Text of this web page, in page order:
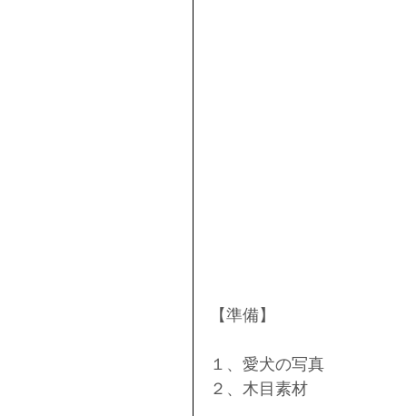
【準備】
１、愛犬の写真
２、木目素材